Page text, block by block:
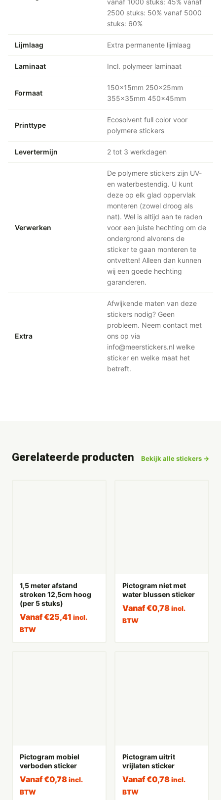
vanaf 1000 stuks: 45% vanaf
2500 stuks: 50% vanaf 5000
stuks: 60%
Lijmlaag Extra permanente lijmlaag
Laminaat Incl. polymeer laminaat
Formaat
150x15mm 250x25mm
355x35mm 450x45mm
Printtype
Ecosolvent full color voor
polymere stickers
Levertermijn 2 tot 3 werkdagen
Verwerken
De polymere stickers zijn UV-
en waterbestendig. U kunt
deze op elk glad oppervlak
monteren (zowel droog als
nat). Wel is altijd aan te raden
voor een juiste hechting om de
ondergrond alvorens de
sticker te gaan monteren te
ontvetten! Alleen dan kunnen
wij een goede hechting
garanderen.
Extra
Afwijkende maten van deze
stickers nodig? Geen
probleem. Neem contact met
ons op via
info@meerstickers.nl welke
sticker en welke maat het
betreft.
Gerelateerde producten Bekijk alle stickers →
1,5 meter afstand
stroken 12,5cm hoog
(per 5 stuks)
Vanaf€25,41 incl.
BTW
Pictogram niet met
water blussen sticker
Vanaf€0,78 incl.
BTW
Pictogram mobiel
verboden sticker
Vanaf€0,78 incl.
BTW
Pictogram uitrit
vrijlaten sticker
Vanaf€0,78 incl.
BTW